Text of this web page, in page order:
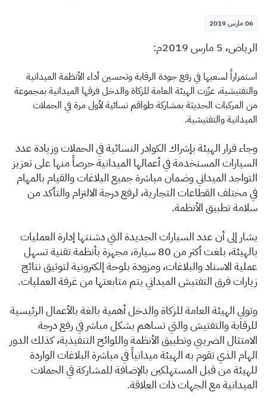
06 مارس 2019
​الرياض، 5 مارس 2019م:
استمراراً لسعيها في رفع جودة الرقابة وتحسين أداء الأنظمة الميدانية
والتفتيشية، عزّزت الهيئة العامة للزكاة والدخل فرقها الميدانية بمجموعة
من المركبات الحديثة بمشاركة طواقم نسائية لأول مرة في الحملات
الميدانية والتفتيشية.
وجاء قرار الهيئة بإشراك الكوادر النسائية في الحملات وزيادة عدد
السيارات المستخدمة في أعمالها الميدانية حرصاً منها على تعزيز
التواجد الميداني وضمان مباشرة جميع البلاغات والقيام بالمهام
في مختلف القطاعات التجارية، لرفع درجة الالتزام والتأكد من
سلامة تطبيق الأنظمة.
يشار إلى أن عدد السيارات الجديدة التي دشنتها إدارة العمليات
بالهيئة، بلغت أكثر من 80 سيارة، مجهزة بأنظمة تقنية تسهل
عملية الاسناد والبلاغات، ومزودة بلوحة إلكترونية لتوثيق نتائج
زيارات فرق التفتيش الميداني يتم متابعتها من غرفة العمليات.
وتولي الهيئة العامة للزكاة والدخل أهمية بالغة بالأعمال الرئيسية
للرقابة والتفتيش والتي تساهم بشكل مباشر في رفع درجة
الامتثال الضريبي وتطبيق الأنظمة واللوائح التنفيذية، كذلك الدور
الهام الذي تقوم به الهيئة ميدانياً في مباشرة البلاغات الواردة
للهيئة من قبل المستهلكين بالإضافة للمشاركة في الحملات
الميدانية مع الجهات ذات العلاقة.